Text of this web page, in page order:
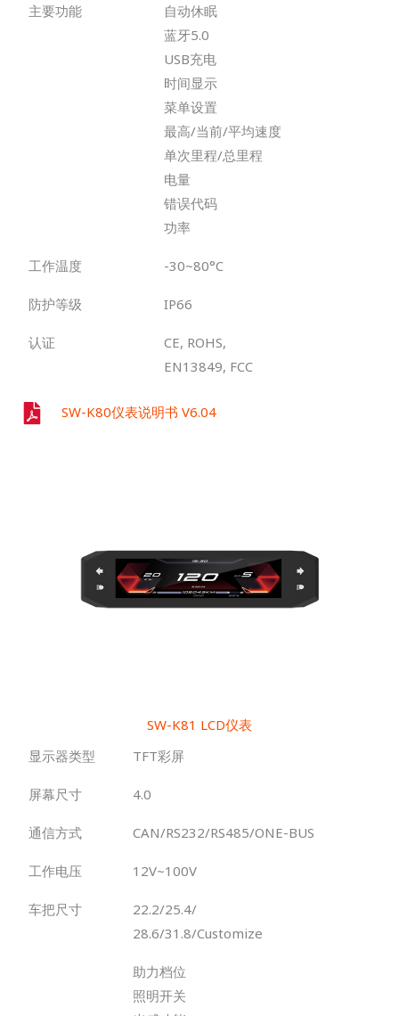
主要功能
自动休眠
蓝牙5.0
USB充电
时间显示
菜单设置
最高/当前/平均速度
单次里程/总里程
电量
错误代码
功率
工作温度 -30~80°C
防护等级 IP66
认证
CE, ROHS,
EN13849, FCC
SW-K80仪表说明书 V6.04
SW-K81 LCD仪表
显示器类型
TFT彩屏
屏幕尺寸 4.0
通信方式 CAN/RS232/RS485/ONE-BUS
工作电压 12V~100V
车把尺寸
22.2/25.4/
28.6/31.8/Customize
助力档位
照明开关